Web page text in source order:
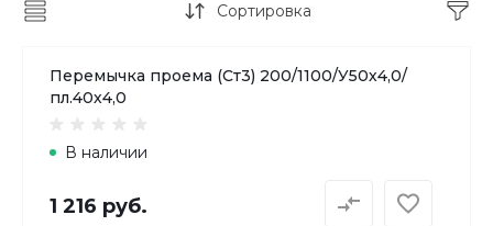
Сортировка
Перемычка проема (Ст3) 200/1100/У50х4,0/
пл.40х4,0
В наличии
1 216 руб.